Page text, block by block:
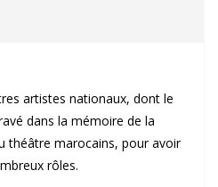
artistes nationaux, dont le
dans la mémoire de la
théâtre marocains, pour avoir
rôles.